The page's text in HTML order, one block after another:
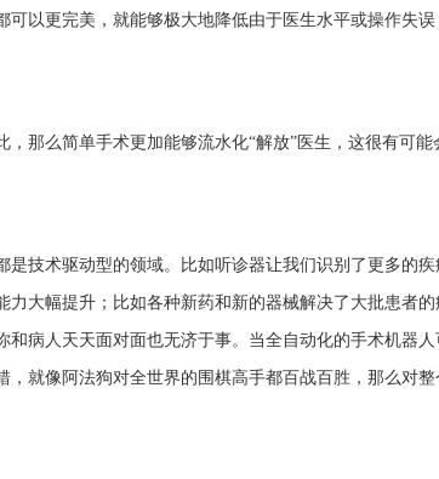
可以更完美，就能够极大地降低由于医生水平或操作失误
，那么简单手术更加能够流水化“解放”医生，这很有可能
是技术驱动型的领域。比如听诊器让我们识别了更多的
力大幅提升；比如各种新药和新的器械解决了大批患者
和病人天天面对面也无济于事。当全自动化的手术机器
，就像阿法狗对全世界的围棋高手都百战百胜，那么对